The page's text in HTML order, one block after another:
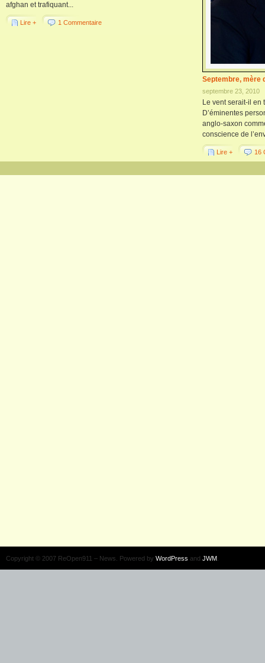
afghan et trafiquant...
Lire + 1 Commentaire
Septembre, mère
septembre 23, 2010
Le vent serait-il en
D’éminentes
anglo-saxon
conscience de
Lire + 16
Copyright © 2007 ReOpen911 – News. Powered by WordPress and JWM